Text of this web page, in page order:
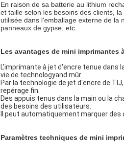
En raison de sa batterie au lithium
et taille selon les besoins des clients,
utilisée dans l'emballage externe de la
panneaux de gypse, etc.
Les avantages de mini imprimantes
L'imprimante à jet d'encre tenue dans
vie de technologyand mûr.
Par la technologie de jet d'encre de
repérage fin.
Des appuis tenus dans la main ou la
des besoins des utilisateurs.
Il peut automatiquement marquer des
Paramètres techniques de mini